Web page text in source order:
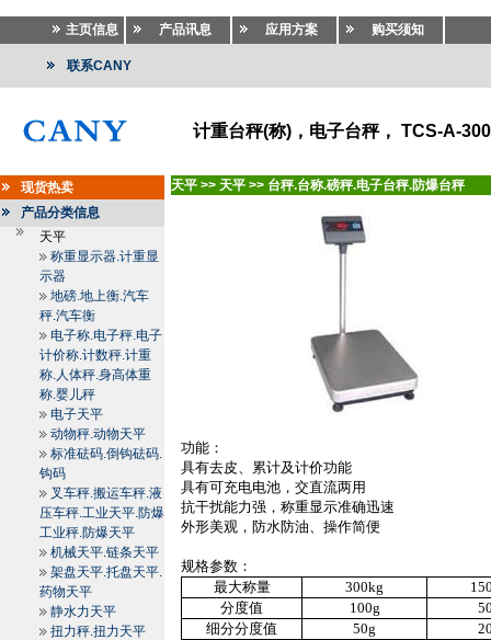
主页信息 产品讯息 应用方案 购买须知
联系CANY
计重台秤(称)，电子台秤， TCS-A-
现货热卖
产品分类信息
天平
称重显示器.计重显
示器
地磅.地上衡.汽车
秤.汽车衡
电子称.电子秤.电子
计价称.计数秤.计重
称.人体秤.身高体重
称.婴儿秤
电子天平
动物秤.动物天平
标准砝码.倒钩砝码.
钩码
叉车秤.搬运车秤.液
压车秤.工业天平.防爆
工业秤.防爆天平
机械天平.链条天平
架盘天平.托盘天平.
药物天平
静水力天平
扭力秤.扭力天平
天平 >> 天平 >> 台秤.台称.磅秤.电子台秤.防爆台秤
功能：
具有去皮、累计及计价功能
具有可充电电池，交直流两用
抗干扰能力强，称重显示准确迅速
外形美观，防水防油、操作简便
规格参数：
最大称量
300kg
分度值
100g
细分分度值
50g